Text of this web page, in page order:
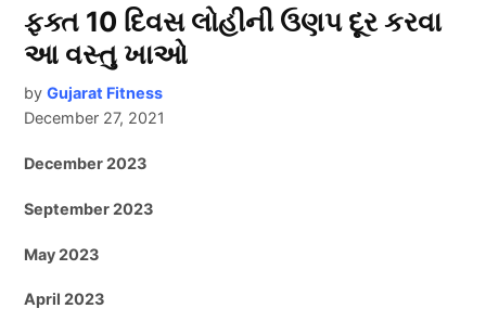
ફક્ત 10 દિવસ લોહીની ઉણપ દૂર કરવા
આ વસ્તુ ખાઓ
by Gujarat Fitness
December 27, 2021
December 2023
September 2023
May 2023
April 2023